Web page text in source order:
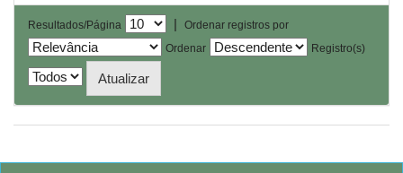
Resultados/Página |
Ordenar registros por
Ordenar
Registro(s)